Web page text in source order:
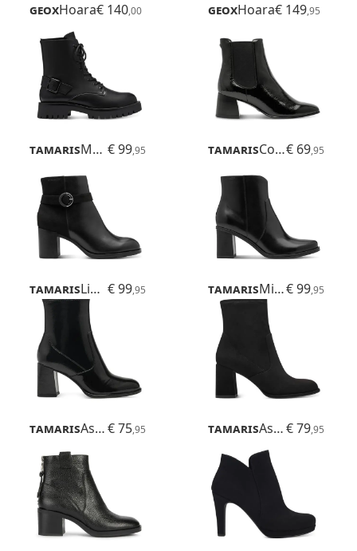
GeoxHoara€ 140,00 GeoxHoara€ 149,95
Tamaris Marse € 99,95 Tamaris Colbie€ 69,95
Tamaris Lipper € 99,95 Tamaris Mirella€ 99,95
Tamaris Aspasia€ 75,95 Tamaris Aspasia€ 79,95